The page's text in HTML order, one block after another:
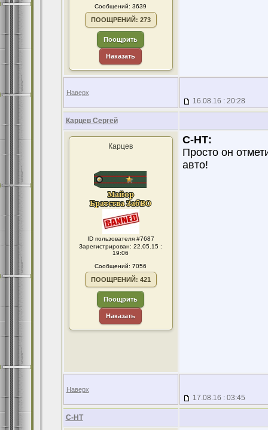
Сообщений: 3639
ПООЩРЕНИЙ: 273
Поощрить
Наказать
Наверх
16.08.16 : 20:28
Карцев Сергей
Карцев
ID пользователя #7687
Зарегистрирован: 22.05.15 :
19:06
Сообщений: 7056
ПООЩРЕНИЙ: 421
Поощрить
Наказать
С-НТ:
Просто он
авто!
Наверх
17.08.16 : 03:45
С-НТ